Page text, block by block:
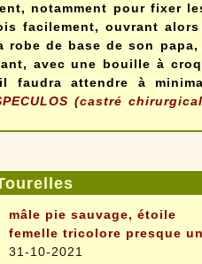
notamment pour fixer
facilement, ouvrant
robe de base de son
avec une bouille à
faudra attendre à
(castré
mâle pie sauvage, étoile
femelle tricolore presque
31-10-2021